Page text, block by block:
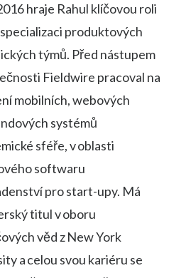
hraje Rahul klíčovou roli
produktových
týmů. Před nástupem
Fieldwire pracoval na
mobilních, webových
systémů
sféře, v oblasti
softwaru
pro start-upy. Má
titul v oboru
věd z New York
a celou svou kariéru se